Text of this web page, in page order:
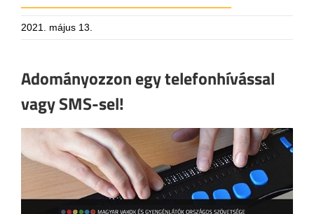
2021. május 13.
Adományozzon egy telefonhívással
vagy SMS-sel!